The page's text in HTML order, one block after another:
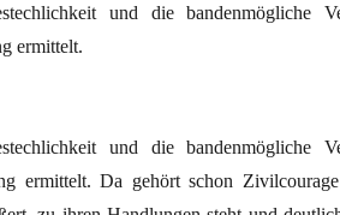
und die bandenmögliche
ermittelt.
und die bandenmögliche
ermittelt. Da gehört schon